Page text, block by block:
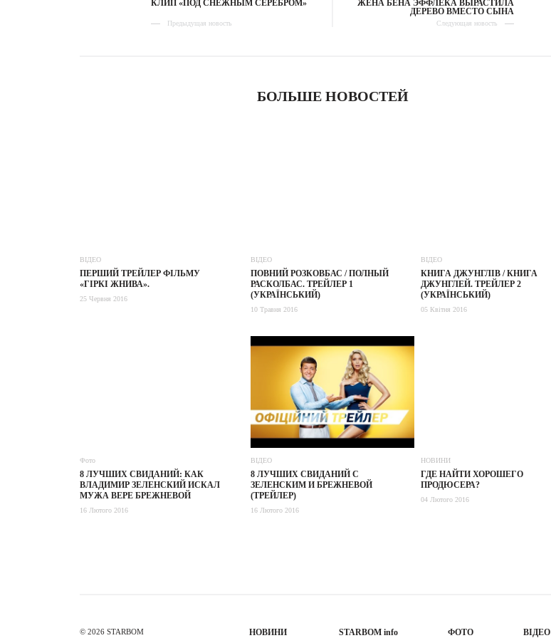
КЛИП «ПОД СНЕЖНЫМ СЕРЕБРОМ»
Предыдущая новость
ЖЕНА БЕНА ЭФФЛЕКА ВЫРАСТИЛА
ДЕРЕВО ВМЕСТО СЫНА
Следующая новость
БОЛЬШЕ НОВОСТЕЙ
ВІДЕО
ПЕРШИЙ ТРЕЙЛЕР ФІЛЬМУ
«ГІРКІ ЖНИВА».
25 Червня 2016
ВІДЕО
ПОВНИЙ РОЗКОВБАС / ПОЛНЫЙ
РАСКОЛБАС. ТРЕЙЛЕР 1
(УКРАЇНСЬКИЙ)
10 Травня 2016
ВІДЕО
КНИГА ДЖУНГЛІВ / КНИГА
ДЖУНГЛЕЙ. ТРЕЙЛЕР 2
(УКРАЇНСЬКИЙ)
05 Квітня 2016
Фото
8 ЛУЧШИХ СВИДАНИЙ: КАК
ВЛАДИМИР ЗЕЛЕНСКИЙ ИСКАЛ
МУЖА ВЕРЕ БРЕЖНЕВОЙ
16 Лютого 2016
ВІДЕО
8 ЛУЧШИХ СВИДАНИЙ С
ЗЕЛЕНСКИМ И БРЕЖНЕВОЙ
(ТРЕЙЛЕР)
16 Лютого 2016
НОВИНИ
ГДЕ НАЙТИ ХОРОШЕГО
ПРОДЮСЕРА?
04 Лютого 2016
© 2026 STARBOM
НОВИНИ STARBOM info ФОТО ВІДЕО